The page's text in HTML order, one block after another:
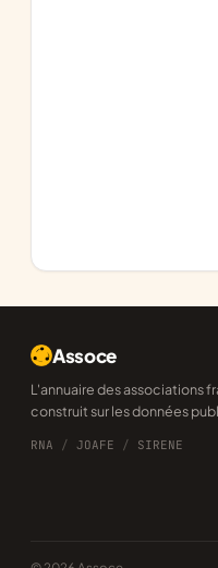
Assoce
L'annuaire des associations françaises,
construit sur les données
RNA / JOAFE / SIRENE